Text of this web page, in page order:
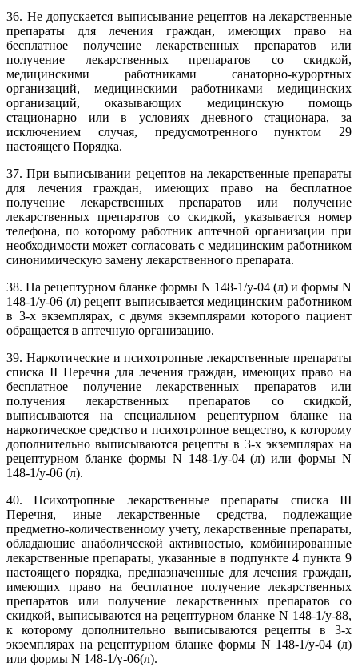
36. Не допускается выписывание рецептов на лекарственные
препараты для лечения граждан, имеющих право на
бесплатное получение лекарственных препаратов или
получение лекарственных препаратов со скидкой,
медицинскими работниками санаторно-курортных
организаций, медицинскими работниками медицинских
организаций, оказывающих медицинскую помощь
стационарно или в условиях дневного стационара, за
исключением случая, предусмотренного пунктом 29
настоящего Порядка.
37. При выписывании рецептов на лекарственные препараты
для лечения граждан, имеющих право на бесплатное
получение лекарственных препаратов или получение
лекарственных препаратов со скидкой, указывается номер
телефона, по которому работник аптечной организации при
необходимости может согласовать с медицинским работником
синонимическую замену лекарственного препарата.
38. На рецептурном бланке формы N 148-1/у-04 (л) и формы N
148-1/у-06 (л) рецепт выписывается медицинским работником
в 3-х экземплярах, с двумя экземплярами которого пациент
обращается в аптечную организацию.
39. Наркотические и психотропные лекарственные препараты
списка II Перечня для лечения граждан, имеющих право на
бесплатное получение лекарственных препаратов или
получения лекарственных препаратов со скидкой,
выписываются на специальном рецептурном бланке на
наркотическое средство и психотропное вещество, к которому
дополнительно выписываются рецепты в 3-х экземплярах на
рецептурном бланке формы N 148-1/у-04 (л) или формы N
148-1/у-06 (л).
40. Психотропные лекарственные препараты списка III
Перечня, иные лекарственные средства, подлежащие
предметно-количественному учету, лекарственные препараты,
обладающие анаболической активностью, комбинированные
лекарственные препараты, указанные в подпункте 4 пункта 9
настоящего порядка, предназначенные для лечения граждан,
имеющих право на бесплатное получение лекарственных
препаратов или получение лекарственных препаратов со
скидкой, выписываются на рецептурном бланке N 148-1/у-88,
к которому дополнительно выписываются рецепты в 3-х
экземплярах на рецептурном бланке формы N 148-1/у-04 (л)
или формы N 148-1/у-06(л).